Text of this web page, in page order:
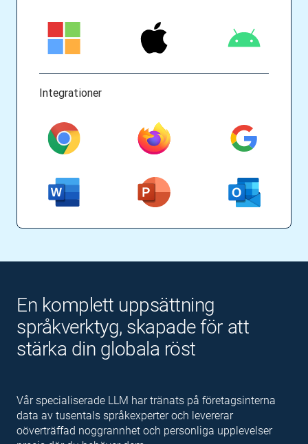
En komplett uppsättning
språkverktyg, skapade för att
stärka din globala röst
Vår specialiserade LLM har tränats på företagsinterna
data av tusentals språkexperter och levererar
oöverträffad noggrannhet och personliga upplevelser
Integrationer